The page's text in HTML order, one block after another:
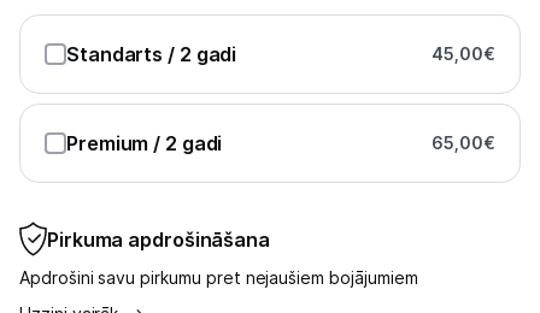
Mazās cepeškrāsnis
Mazās plītis
Ledus un saldējuma mašīnas
Klimata iekārtas
Apģērbu kopšana
Pirkuma apdrošināšana
Apdrošini savu pirkumu pret nejaušiem bojājumiem
Standarts / 2 gadi 45,00€
Premium / 2 gadi 65,00€